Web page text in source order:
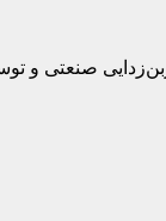
صنعتی و